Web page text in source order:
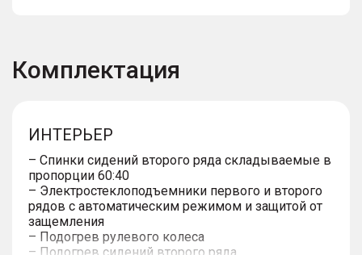
Комплектация
ИНТЕРЬЕР
– Спинки сидений второго ряда складываемые в
пропорции 60:40
– Электростеклоподъемники первого и второго
рядов с автоматическим режимом и защитой от
защемления
– Подогрев рулевого колеса
– Подогрев сидений второго ряда